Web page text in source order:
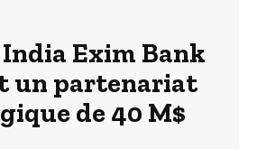
Exim Bank
un partenariat
de 40 M$